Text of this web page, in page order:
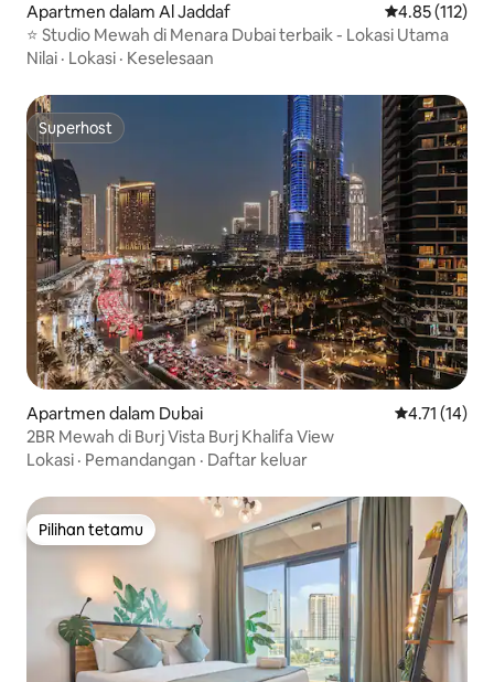
Apartmen dalam Al Jaddaf Penarafan
4.85 (112)
⭐️ Studio Mewah di Menara Dubai terbaik - Lokasi Utama
Nilai · Lokasi · Keselesaan
Superhost
Superhost
Apartmen dalam Dubai Penarafan
4.71 (14)
2BR Mewah di Burj Vista Burj Khalifa View
Lokasi · Pemandangan · Daftar keluar
Pilihan tetamu
Pilihan tetamu